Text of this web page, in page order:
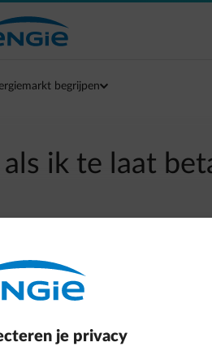
begrijpen
ik te laat
Betaal je daarna nog steeds
kan je altijd een betaalplan
wetgeving van jouw regio.
je privacy